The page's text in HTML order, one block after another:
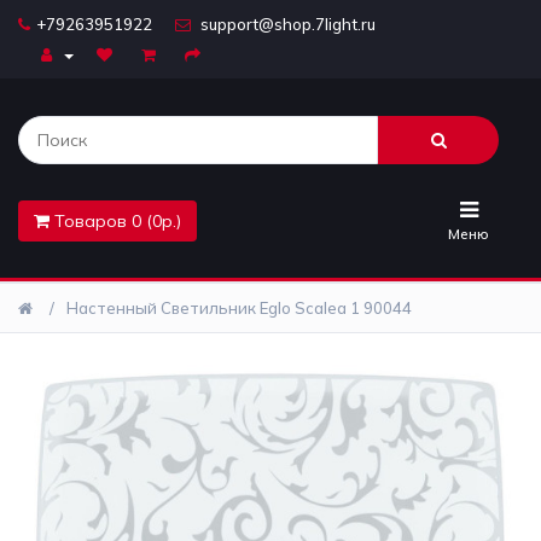
+79263951922 support@shop.7light.ru
Товаров 0 (0р.)
Меню
Комплектующие
Лайтбоксы
Настольные
лампы
Предметы
интерьера
Настенный Светильник Eglo Scalea 1 90044